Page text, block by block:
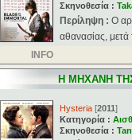
Σκηνοθεσία :
Περίληψη : Ο
αθανασίας,
INFO
H ΜΗΧΑΝΗ
Hysteria [2011]
Κατηγορία :
Σκηνοθεσία :